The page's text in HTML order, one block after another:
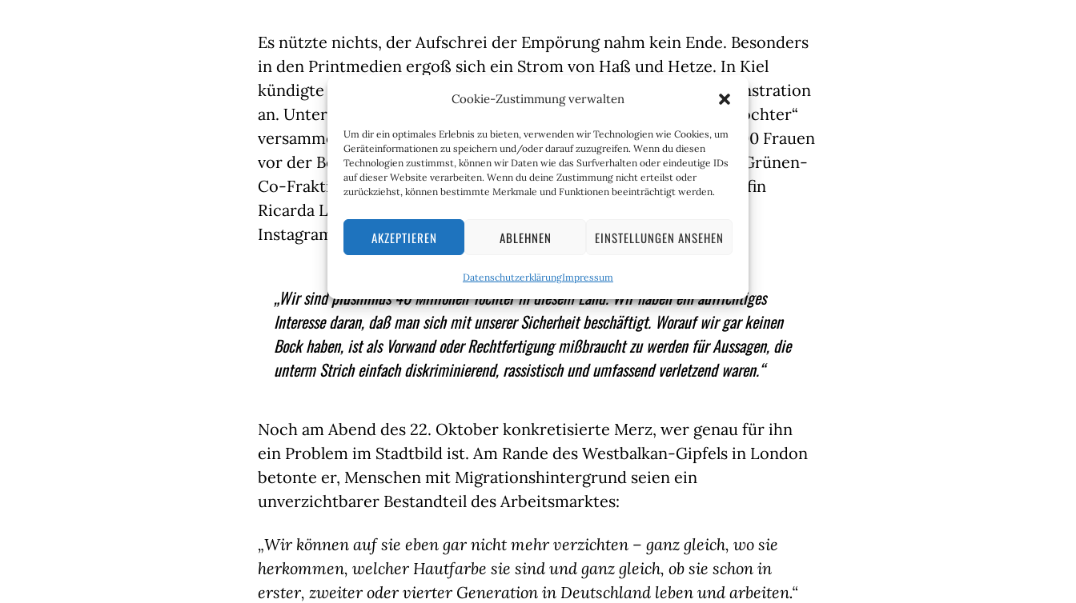
Cookie-Zustimmung verwalten
Um dir ein optimales Erlebnis zu bieten, verwenden wir Technologien wie Cookies, um
Geräteinformationen zu speichern und/oder darauf zuzugreifen. Wenn du diesen
Technologien zustimmst, können wir Daten wie das Surfverhalten oder eindeutige IDs
auf dieser Website verarbeiten. Wenn du deine Zustimmung nicht erteilst oder
zurückziehst, können bestimmte Merkmale und Funktionen beeinträchtigt werden.
AKZEPTIEREN ABLEHNEN EINSTELLUNGEN ANSEHEN
DatenschutzerklärungImpressum
Es nützte nichts, der Aufschrei der Empörung nahm kein Ende. Besonders
in den Printmedien ergoß sich ein Strom von Haß und Hetze. In Kiel
kündigte die Organisation „Fridays for Future“ eine Protestdemonstration
an. Unter dem Motto „Feministische Kundgebung: Wir sind die Töchter“
versammelten sich am 22. Oktober nach Polizeiangaben rund 2.000 Frauen
vor der Berliner CDU-Zentrale. Teilnehmerinnen waren auch die Grünen-
Co-Fraktionschefin Katharina Dröge und die ehemalige Parteichefin
Ricarda Lang. Die 29jährige Aktivistin Luisa Neubauer schrieb auf
Instagram:
„Wir sind plusminus 40 Millionen Töchter in diesem Land. Wir haben ein aufrichtiges
Interesse daran, daß man sich mit unserer Sicherheit beschäftigt. Worauf wir gar keinen
Bock haben, ist als Vorwand oder Rechtfertigung mißbraucht zu werden für Aussagen, die
unterm Strich einfach diskriminierend, rassistisch und umfassend verletzend waren.“
Noch am Abend des 22. Oktober konkretisierte Merz, wer genau für ihn
ein Problem im Stadtbild ist. Am Rande des Westbalkan-Gipfels in London
betonte er, Menschen mit Migrationshintergrund seien ein
unverzichtbarer Bestandteil des Arbeitsmarktes:
„Wir können auf sie eben gar nicht mehr verzichten – ganz gleich, wo sie
herkommen, welcher Hautfarbe sie sind und ganz gleich, ob sie schon in
erster, zweiter oder vierter Generation in Deutschland leben und arbeiten.“